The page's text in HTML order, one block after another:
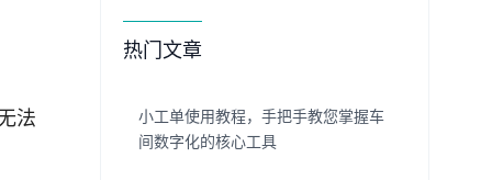
法
热门文章
小工单使用教程，手把手教您掌握车
间数字化的核心工具